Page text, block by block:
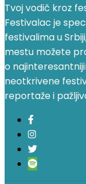
Tvoj vodič kroz
Festivalac je
festivalima u
mestu možete
o
neotkrivene
reportaže i